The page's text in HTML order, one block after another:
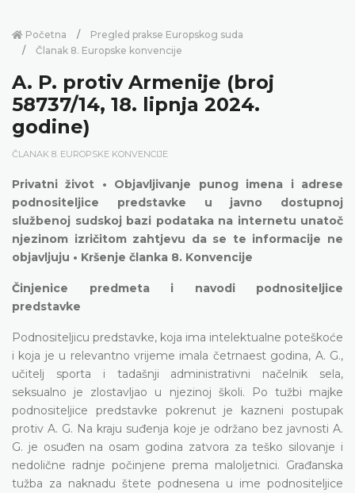
Početna
Pregled prakse Europskog suda
Članak 8. Europske konvencije
A. P. protiv Armenije (broj
58737/14, 18. lipnja 2024.
godine)
ČLANAK 8. EUROPSKE KONVENCIJE
Privatni život • Objavljivanje punog imena i adrese
podnositeljice predstavke u javno dostupnoj
službenoj sudskoj bazi podataka na internetu unatoč
njezinom izričitom zahtjevu da se te informacije ne
objavljuju • Kršenje članka 8. Konvencije
Činjenice predmeta i navodi podnositeljice
predstavke
Podnositeljicu predstavke, koja ima intelektualne poteškoće
i koja je u relevantno vrijeme imala četrnaest godina, A. G.,
učitelj sporta i tadašnji administrativni načelnik sela,
seksualno je zlostavljao u njezinoj školi. Po tužbi majke
podnositeljice predstavke pokrenut je kazneni postupak
protiv A. G. Na kraju suđenja koje je održano bez javnosti A.
G. je osuđen na osam godina zatvora za teško silovanje i
nedolične radnje počinjene prema maloljetnici. Građanska
tužba za naknadu štete podnesena u ime podnositeljice